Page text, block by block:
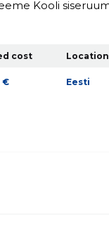
Kooli
cost
€
Location
Eesti